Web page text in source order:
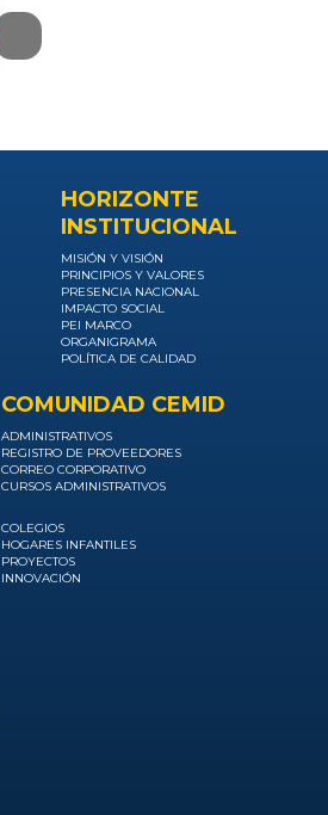
HORIZONTE
INSTITUCIONAL
MISIÓN Y VISIÓN
PRINCIPIOS Y VALORES
PRESENCIA NACIONAL
IMPACTO SOCIAL
PEI MARCO
ORGANIGRAMA
POLÍTICA DE CALIDAD
COMUNIDAD CEMID
ADMINISTRATIVOS
REGISTRO DE PROVEEDORES
CORREO CORPORATIVO
CURSOS ADMINISTRATIVOS
COLEGIOS
HOGARES INFANTILES
PROYECTOS
INNOVACIÓN